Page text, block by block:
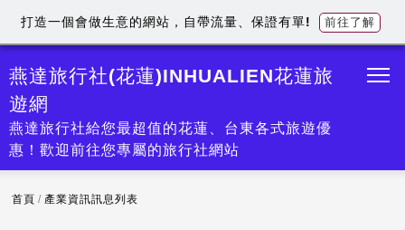
燕達旅行社(花蓮)INHUALIEN花蓮旅
遊網
燕達旅行社給您最超值的花蓮、台東各式旅遊優
惠！歡迎前往您專屬的旅行社網站
首頁 / 產業資訊訊息列表
打造一個會做生意的網站，自帶流量、保證有單! 前往了解